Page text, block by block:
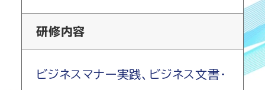
研修内容
ビジネスマナー実践、ビジネス文書・